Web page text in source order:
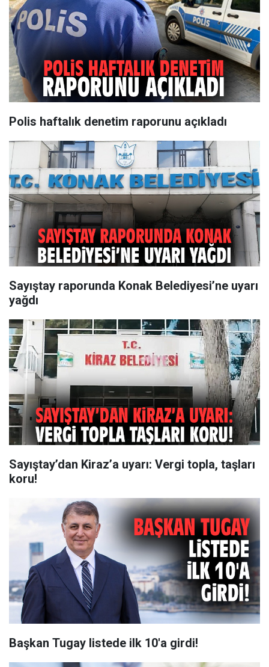
Polis haftalık denetim raporunu açıkladı
Sayıştay raporunda Konak Belediyesi’ne uyarı
yağdı
Sayıştay’dan Kiraz’a uyarı: Vergi topla, taşları
koru!
Başkan Tugay listede ilk 10'a girdi!